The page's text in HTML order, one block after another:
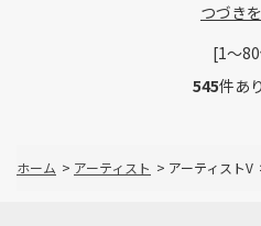
つづき
[1～
545件あ
ホーム > アーティスト > アーティストV